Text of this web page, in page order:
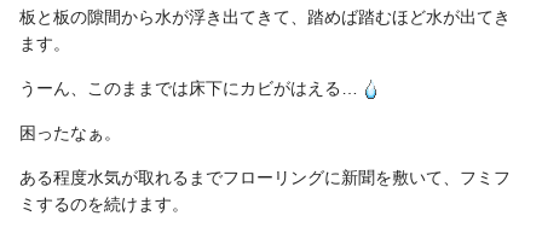
板と板の隙間から水が浮き出てきて、踏めば踏むほど水が出てき
ます。
うーん、このままでは床下にカビがはえる…
困ったなぁ。
ある程度水気が取れるまでフローリングに新聞を敷いて、フミフ
ミするのを続けます。